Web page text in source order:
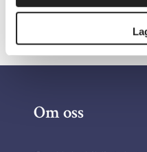
Om oss